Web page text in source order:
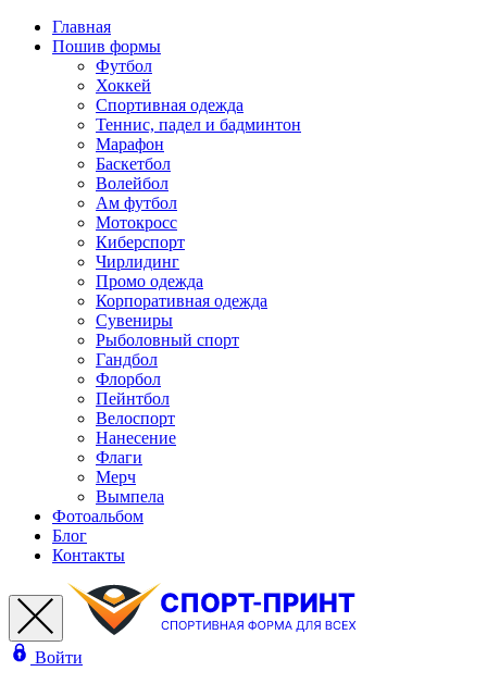
Главная
Пошив формы
Футбол
Хоккей
Спортивная одежда
Теннис, падел и бадминтон
Марафон
Баскетбол
Волейбол
Ам футбол
Мотокросс
Киберспорт
Чирлидинг
Промо одежда
Корпоративная одежда
Сувениры
Рыболовный спорт
Гандбол
Флорбол
Пейнтбол
Велоспорт
Нанесение
Флаги
Мерч
Вымпела
Фотоальбом
Блог
Контакты
Войти